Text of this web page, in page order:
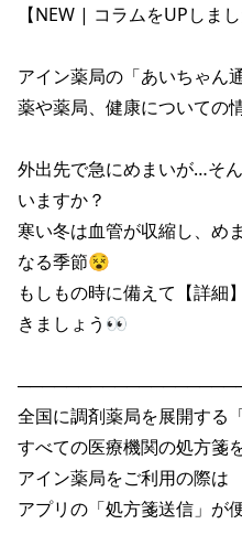
【NEW | コラムをUPしまし
アイン薬局の「あいちゃん
薬や薬局、健康についての
外出先で急にめまいが…そ
いますか？
寒い冬は血管が収縮し、め
なる季節😵
もしもの時に備えて【詳細
きましょう👀
全国に調剤薬局を展開する
すべての医療機関の処方箋
アイン薬局をご利用の際は
アプリの「処方箋送信」が